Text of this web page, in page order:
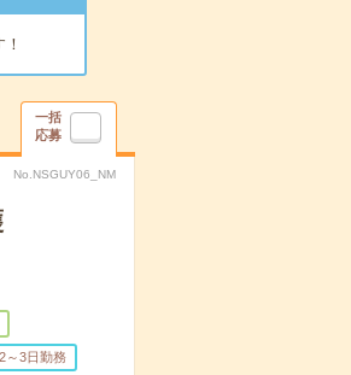
一括
応募
No.NSGUY06_NM
～3日勤務